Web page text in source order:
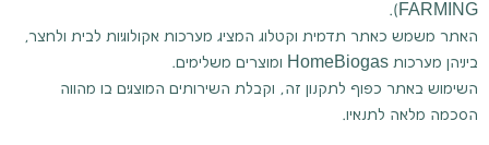
FARMING).
האתר משמש כאתר תדמית וקטלוג המציג מערכות אקולוגיות לבית ולחצר,
ביניהן מערכות HomeBiogas ומוצרים משלימים.
השימוש באתר כפוף לתקנון זה, וקבלת השירותים המוצגים בו מהווה
הסכמה מלאה לתנאיו.